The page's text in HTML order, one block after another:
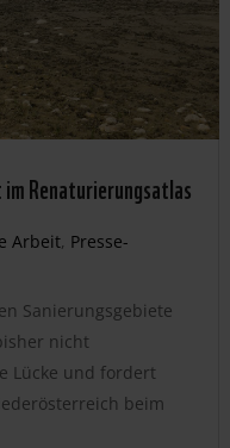
Renaturierungsatlas
Arbeit, Presse-
Sanierungsgebiete
nicht
Lücke und fordert
beim